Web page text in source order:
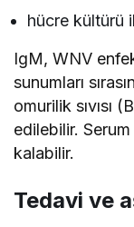
hücre kültürü
IgM, WNV
sunumları
omurilik sıvısı
edilebilir.
kalabilir.
Tedavi ve